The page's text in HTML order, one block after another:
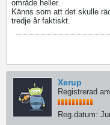
område heller.
Känns som att det skulle
tredje år faktiskt.
Xerup
Registrerad
Reg.datum: